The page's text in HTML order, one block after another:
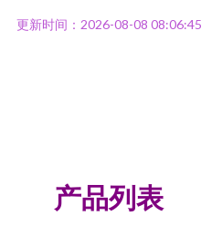
更新时间：2026-08-08 08:06:45
产品列表